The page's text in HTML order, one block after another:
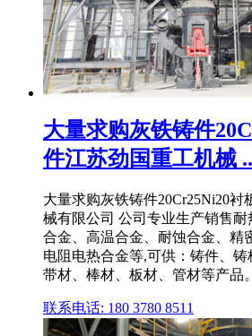
大量求购灰铁铸件
件江苏劲国重工机械
大量求购灰铁铸件20Cr25Ni20衬
械有限公司 公司专业生产销售
合金、高温合金、耐蚀合金、精
电阻电热合金等,可供：铸件、铸
带材、棒材、板材、管材等产品。
联系电话: 180 3780 8511